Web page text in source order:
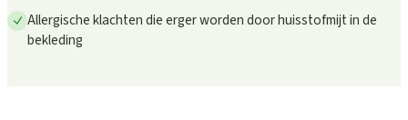
Allergische klachten die erger worden door huisstofmijt in de
bekleding